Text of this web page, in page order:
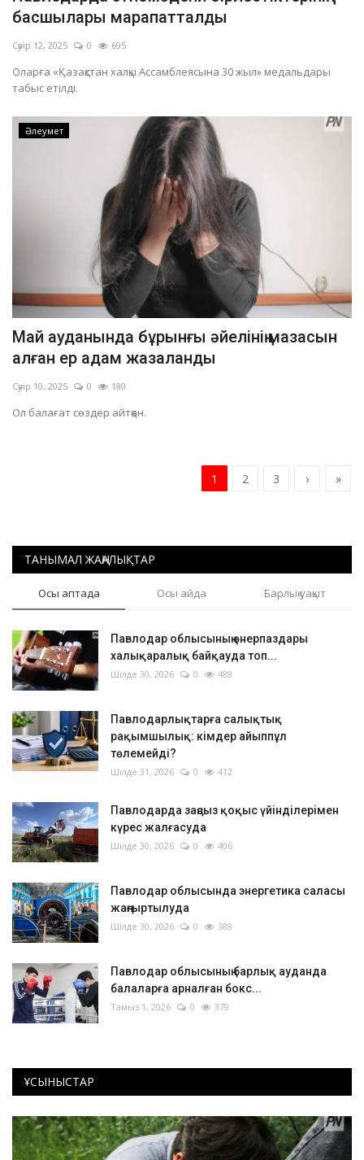
басшылары марапатталды
Сәуір 12, 2025 0 695
Оларға «Қазақстан халқы Ассамблеясына 30 жыл» медальдары
табыс етілді.
Әлеумет
Май ауданында бұрынғы әйелінің мазасын
алған ер адам жазаланды
Сәуір 10, 2025 0 180
Ол балағат сөздер айтқан.
1 2 3 › »
ТАНЫМАЛ ЖАҢАЛЫҚТАР
Осы аптада Осы айда Барлық уақыт
Павлодар облысының өнерпаздары
халықаралық байқауда топ...
Шілде 30, 2026 0 488
Павлодарлықтарға салықтық
рақымшылық: кімдер айыппұл
төлемейді?
Шілде 31, 2026 0 412
Павлодарда заңсыз қоқыс үйінділерімен
күрес жалғасуда
Шілде 30, 2026 0 406
Павлодар облысында энергетика саласы
жаңғыртылуда
Шілде 30, 2026 0 388
Павлодар облысының барлық ауданда
балаларға арналған бокс...
Тамыз 1, 2026 0 379
ҰСЫНЫСТАР